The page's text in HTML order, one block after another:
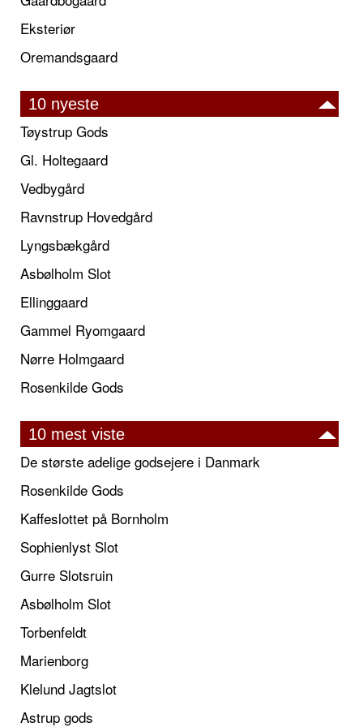
Eksteriør
Oremandsgaard
10 nyeste
Tøystrup Gods
Gl. Holtegaard
Vedbygård
Ravnstrup Hovedgård
Lyngsbækgård
Asbølholm Slot
Ellinggaard
Gammel Ryomgaard
Nørre Holmgaard
Rosenkilde Gods
10 mest viste
De største adelige godsejere i Danmark
Rosenkilde Gods
Kaffeslottet på Bornholm
Sophienlyst Slot
Gurre Slotsruin
Asbølholm Slot
Torbenfeldt
Marienborg
Klelund Jagtslot
Astrup gods